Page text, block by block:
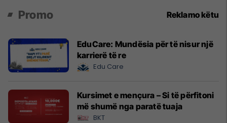
Promo Reklamo këtu
EduCare: Mundësia për të nisur një
karrierë të re
Edu Care
Kursimet e mençura – Si të përfitoni
më shumë nga paratë tuaja
BKT